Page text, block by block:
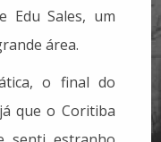
Edu Sales, um
área.
o final do
que o Coritiba